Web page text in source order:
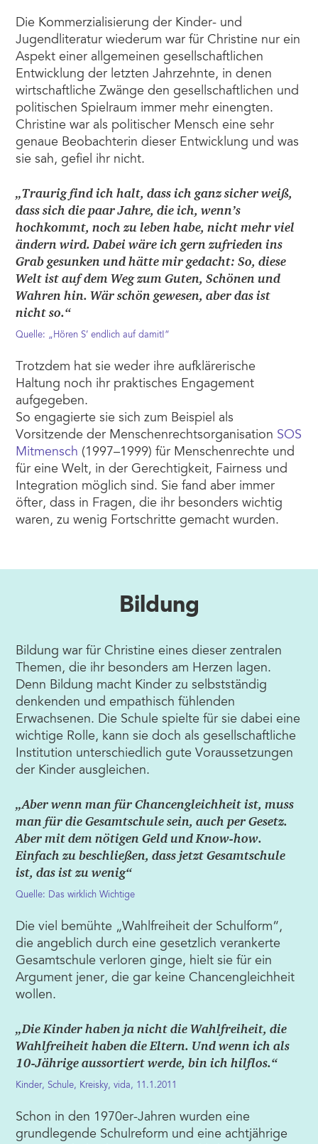
Die Kommerzialisierung der Kinder- und
Jugendliteratur wiederum war für Christine nur ein
Aspekt einer allgemeinen gesellschaftlichen
Entwicklung der letzten Jahrzehnte, in denen
wirtschaftliche Zwänge den gesellschaftlichen und
politischen Spielraum immer mehr einengten.
Christine war als politischer Mensch eine sehr
genaue Beobachterin dieser Entwicklung und was
sie sah, gefiel ihr nicht.
„Traurig find ich halt, dass ich ganz sicher weiß,
dass sich die paar Jahre, die ich, wenn’s
hochkommt, noch zu leben habe, nicht mehr viel
ändern wird. Dabei wäre ich gern zufrieden ins
Grab gesunken und hätte mir gedacht: So, diese
Welt ist auf dem Weg zum Guten, Schönen und
Wahren hin. Wär schön gewesen, aber das ist
nicht so.“
Quelle: „Hören S’ endlich auf damit!“
Trotzdem hat sie weder ihre aufklärerische
Haltung noch ihr praktisches Engagement
aufgegeben.
So engagierte sie sich zum Beispiel als
Vorsitzende der Menschenrechtsorganisation SOS
Mitmensch (1997–1999) für Menschenrechte und
für eine Welt, in der Gerechtigkeit, Fairness und
Integration möglich sind. Sie fand aber immer
öfter, dass in Fragen, die ihr besonders wichtig
waren, zu wenig Fortschritte gemacht wurden.
Bildung
Bildung war für Christine eines dieser zentralen
Themen, die ihr besonders am Herzen lagen.
Denn Bildung macht Kinder zu selbstständig
denkenden und empathisch fühlenden
Erwachsenen. Die Schule spielte für sie dabei eine
wichtige Rolle, kann sie doch als gesellschaftliche
Institution unterschiedlich gute Voraussetzungen
der Kinder ausgleichen.
„Aber wenn man für Chancengleichheit ist, muss
man für die Gesamtschule sein, auch per Gesetz.
Aber mit dem nötigen Geld und Know-how.
Einfach zu beschließen, dass jetzt Gesamtschule
ist, das ist zu wenig“
Quelle: Das wirklich Wichtige
Die viel bemühte „Wahlfreiheit der Schulform“,
die angeblich durch eine gesetzlich verankerte
Gesamtschule verloren ginge, hielt sie für ein
Argument jener, die gar keine Chancengleichheit
wollen.
„Die Kinder haben ja nicht die Wahlfreiheit, die
Wahlfreiheit haben die Eltern. Und wenn ich als
10-Jährige aussortiert werde, bin ich hilflos.“
Kinder, Schule, Kreisky, vida, 11.1.2011
Schon in den 1970er-Jahren wurden eine
grundlegende Schulreform und eine achtjährige